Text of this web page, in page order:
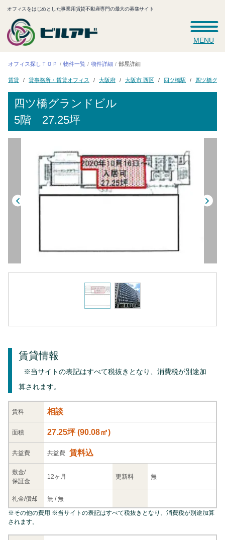
オフィスをはじめとした事業用賃貸不動産専門の最大の募集サイト
MENU
オフィス探しＴＯＰ 物件一覧 物件詳細 部屋詳細
賃貸 貸事務所・賃貸オフィス 大阪府 大阪市 西区 四ツ橋駅 四ツ橋グラ
四ツ橋グランドビル
5階 27.25坪
賃貸情報
※当サイトの表記はすべて税抜きとなり、消費税が別途加
算されます。
賃料 相談
面積 27.25坪(90.08㎡)
共益費 共益費 賃料込
敷金/
保証金
12ヶ月 更新料 無
礼金/償却 無 /無
※その他の費用 ※当サイトの表記はすべて税抜きとなり、消費税が別途加算
されます。